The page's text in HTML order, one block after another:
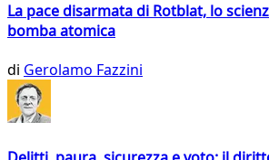
La pace disarmata di Rotblat, lo
bomba atomica
di Gerolamo Fazzini